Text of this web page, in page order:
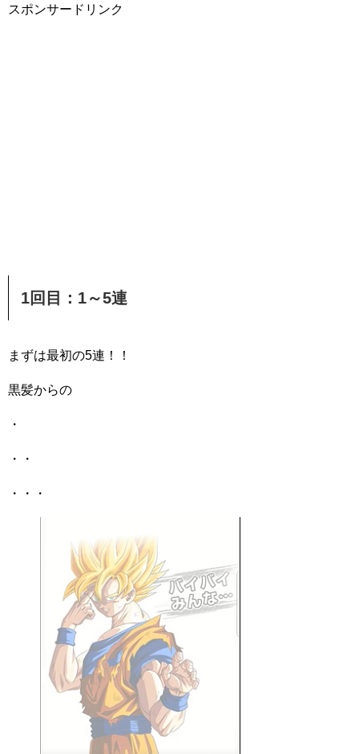
スポンサードリンク
1回目：1～5連
まずは最初の5連！！
黒髪からの
・
・・
・・・